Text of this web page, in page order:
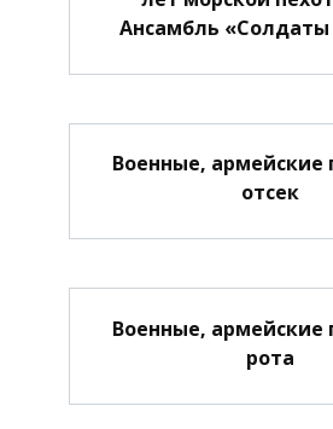
Ансамбль «Солдаты
Военные, армейские
отсек
Военные, армейские
рота